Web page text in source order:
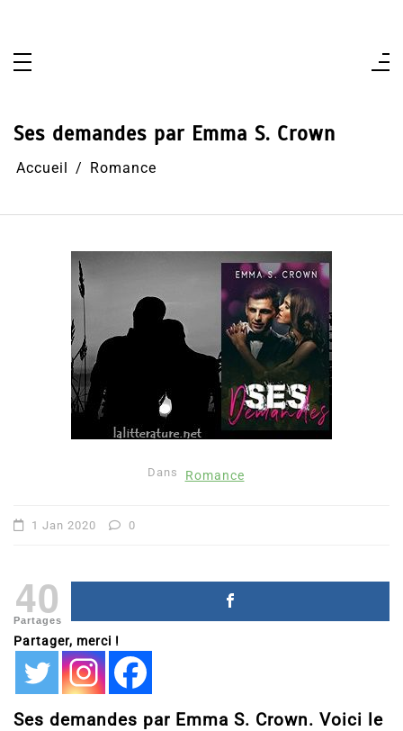
Ses demandes par Emma S. Crown
Accueil Romance
Dans Romance
1 Jan 2020 0
40
Partages
Partager, merci !
Ses demandes par Emma S. Crown. Voici le